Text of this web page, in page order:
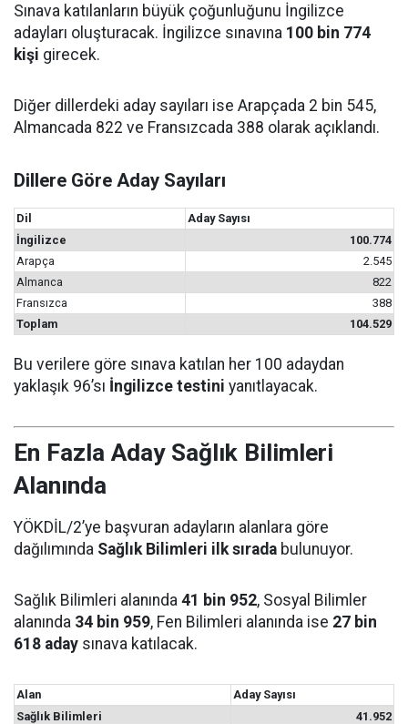
Sınava katılanların büyük çoğunluğunu İngilizce
adayları oluşturacak. İngilizce sınavına 100 bin 774
kişi girecek.
Diğer dillerdeki aday sayıları ise Arapçada 2 bin 545,
Almancada 822 ve Fransızcada 388 olarak açıklandı.
Dillere Göre Aday Sayıları
Dil
Aday Sayısı
İngilizce
100.774
Arapça
2.545
Almanca
822
Fransızca
388
Toplam
104.529
Bu verilere göre sınava katılan her 100 adaydan
yaklaşık 96’sı İngilizce testini yanıtlayacak.
En Fazla Aday Sağlık Bilimleri
Alanında
YÖKDİL/2’ye başvuran adayların alanlara göre
dağılımında Sağlık Bilimleri ilk sırada bulunuyor.
Sağlık Bilimleri alanında 41 bin 952, Sosyal Bilimler
alanında 34 bin 959, Fen Bilimleri alanında ise 27 bin
618 aday sınava katılacak.
Alan
Aday Sayısı
Sağlık Bilimleri
41.952